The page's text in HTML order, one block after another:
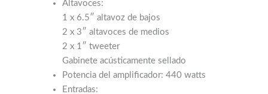
2 x 1″ tweeter
Gabinete acústicamente sellado
Potencia del amplificador: 440 watts
Entradas:
WiFi para streaming directo en Alta
resolución